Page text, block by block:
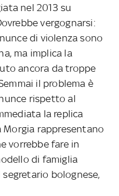
nel 2013 su
vergognarsi:
di violenza sono
ma implica la
ancora da troppe
il problema è
rispetto al
la replica
Morgia rappresentano
vorrebbe fare in
di famiglia
bolognese,